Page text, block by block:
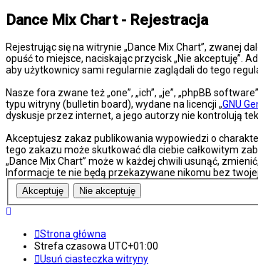
Dance Mix Chart - Rejestracja
Rejestrując się na witrynie „Dance Mix Chart”, zwanej
opuść to miejsce, naciskając przycisk „Nie akceptuję”.
aby użytkownicy sami regularnie zaglądali do tego
Nasze fora zwane też „one”, „ich”, „je”, „phpBB
typu witryny (bulletin board), wydane na licencji „GNU
dyskusje przez internet, a jego autorzy nie kontrolują
Akceptujesz zakaz publikowania wypowiedzi o
tego zakazu może skutkować dla ciebie całkowitym
„Dance Mix Chart” może w każdej chwili usunąć,
Informacje te nie będą przekazywane nikomu bez
Strona główna
Strefa czasowaUTC+01:00
Usuń ciasteczka witryny